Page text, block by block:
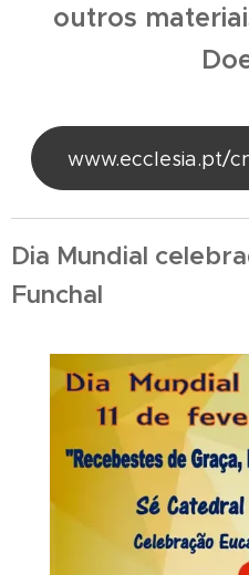
outros
www.ecclesia.pt/
Dia Mundial
Funchal